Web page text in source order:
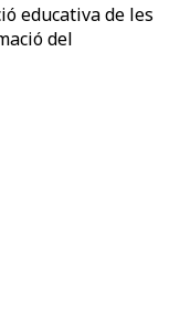
educativa de les
del